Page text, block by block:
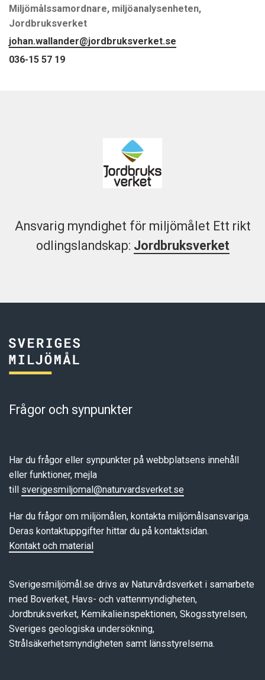
Miljömålssamordnare, miljöanalysenheten,
Jordbruksverket
johan.wallander@jordbruksverket.se
036-15 57 19
Ansvarig myndighet för miljömålet Ett rikt
odlingslandskap: Jordbruksverket
Frågor och synpunkter
Har du frågor eller synpunkter på webbplatsens innehåll
eller funktioner, mejla
till sverigesmiljomal@naturvardsverket.se
Har du frågor om miljömålen, kontakta miljömålsansvariga.
Deras kontaktuppgifter hittar du på kontaktsidan.
Kontakt och material
Sverigesmiljömål.se drivs av Naturvårdsverket i samarbete
med Boverket, Havs- och vattenmyndigheten,
Jordbruksverket, Kemikalieinspektionen, Skogsstyrelsen,
Sveriges geologiska undersökning,
Strålsäkerhetsmyndigheten samt länsstyrelserna.